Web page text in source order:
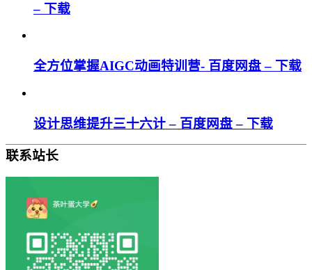
– 下载
全方位掌握AIGC动画特训营- 百度网盘 – 下载
设计思维提升三十六计 – 百度网盘 – 下载
联系站长